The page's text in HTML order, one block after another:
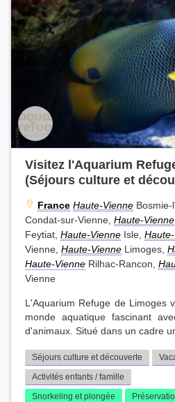
Visitez l'Aquarium
(Séjours culture et
France Haute-Vienne Bosmie-
Condat-sur-Vienne, Haute-Vienne
Feytiat, Haute-Vienne Isle,
Vienne, Haute-Vienne Limoges,
Haute-Vienne Rilhac-Rancon,
Vienne
L'Aquarium Refuge de Limoges
monde aquatique fascinant
d'animaux. Situé dans un cadre
Séjours culture et découverte
Activités enfants / famille
Snorkeling et plongée